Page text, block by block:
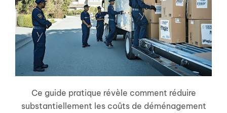
Ce guide pratique révèle comment réduire
substantiellement les coûts de déménagement